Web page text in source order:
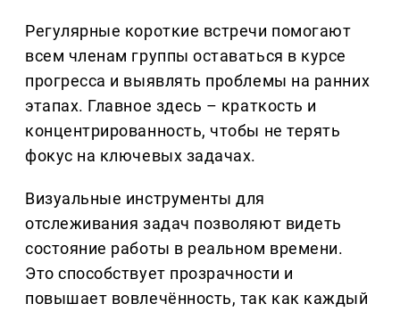
Регулярные короткие встречи помогают
всем членам группы оставаться в курсе
прогресса и выявлять проблемы на ранних
этапах. Главное здесь – краткость и
концентрированность, чтобы не терять
фокус на ключевых задачах.
Визуальные инструменты для
отслеживания задач позволяют видеть
состояние работы в реальном времени.
Это способствует прозрачности и
повышает вовлечённость, так как каждый